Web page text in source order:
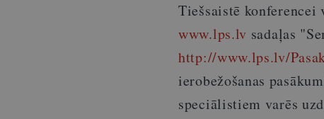
Tiešsaistē konferencei
www.lps.lv sadaļas
http://www.lps.lv/
ierobežošanas
speciālistiem varēs